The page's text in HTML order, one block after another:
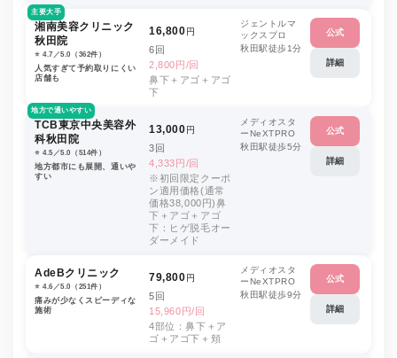
主要大手
湘南美容クリニック
秋田院
⭐️ 4.7／5.0（362件）
人気すぎて予約取りにくい
店舗も
16,800円
6回
2,800円/回
鼻下＋アゴ＋アゴ
下
ジェントルマ
ックスプロ
秋田駅徒歩1分
公式
詳細
地方で通いやすい
TCB東京中央美容外
科秋田院
⭐️ 4.5／5.0（514件）
地方都市にも展開、通いや
すい
13,000円
3回
4,333円/回
※初回限定クーポ
ン適用価格(通常
価格38,000円)鼻
下＋アゴ＋アゴ
下：ヒゲ脱毛オー
ダーメイド
メディオスタ
ーNeXTPRO
秋田駅徒歩5分
公式
詳細
AdeBクリニック
⭐️ 4.6／5.0（251件）
痛みが少なくスピーディな
施術
79,800円
5回
15,960円/回
4部位：鼻下＋ア
ゴ＋アゴ下＋頬
メディオスタ
ーNeXTPRO
秋田駅徒歩9分
公式
詳細